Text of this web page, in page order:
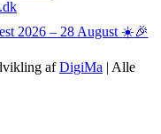
2026 – 28 August ☀️🎉
afDigiMa | Alle